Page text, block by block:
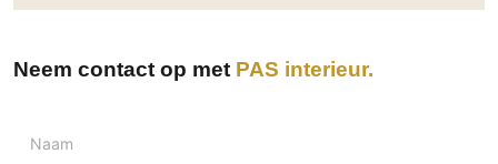
Neem contact op met PAS interieur
Naam